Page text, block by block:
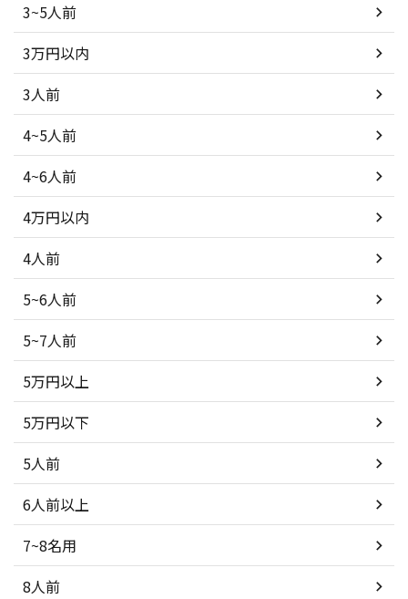
3~5人前
3万円以内
3人前
4~5人前
4~6人前
4万円以内
4人前
5~6人前
5~7人前
5万円以上
5万円以下
5人前
6人前以上
7~8名用
8人前